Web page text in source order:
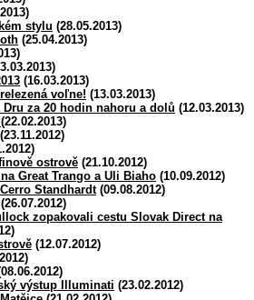
stylu (28.05.2013)
(25.04.2013)
(16.03.2013)
voľne! (13.03.2013)
za 20 hodin nahoru a dolů (12.03.2013)
(22.02.2013)
ostrově (21.10.2012)
Great Trango a Uli Biaho (10.09.2012)
Standhardt(09.08.2012)
(26.07.2012)
zopakovali cestu Slovak Direct na
(12.07.2012)
výstup Illuminati (23.02.2012)